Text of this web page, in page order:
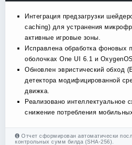
Интеграция предзагрузки
caching) для устранения
активные игровые зоны.
Исправлена обработка фоновых
оболочках One UI 6.1 и
Обновлен эвристический обход
детектора модифицированной
движка.
Реализовано интеллектуальное
снижение потребления
Отчет сформирован автоматически
контрольных сумм билда (SHA-256).